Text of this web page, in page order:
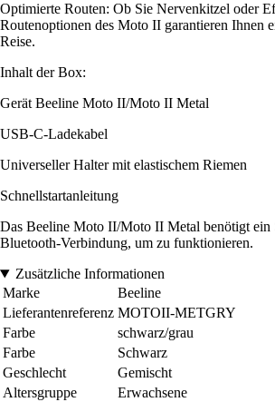
Optimierte Routen: Ob Sie Nervenkitzel oder
Routenoptionen des Moto II garantieren Ihnen
Reise.
Inhalt der Box:
Gerät Beeline Moto II/Moto II Metal
USB-C-Ladekabel
Universeller Halter mit elastischem Riemen
Schnellstartanleitung
Das Beeline Moto II/Moto II Metal benötigt ein
Bluetooth-Verbindung, um zu funktionieren.
Zusätzliche Informationen
Marke
Beeline
Lieferantenreferenz MOTOII-METGRY
Farbe
schwarz/grau
Farbe
Schwarz
Geschlecht
Gemischt
Altersgruppe
Erwachsene